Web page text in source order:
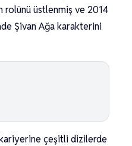
rolünü üstlenmiş ve 2014
Şivan Ağa karakterini
çeşitli dizilerde